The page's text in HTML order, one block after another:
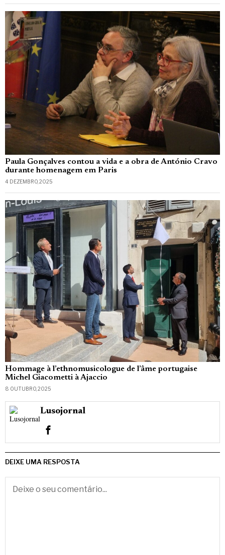
Paula Gonçalves contou a vida e a obra de António Cravo
durante homenagem em Paris
4 DEZEMBRO, 2025
Hommage à l’ethnomusicologue de l’âme portugaise
Michel Giacometti à Ajaccio
8 OUTUBRO, 2025
Lusojornal
DEIXE UMA RESPOSTA